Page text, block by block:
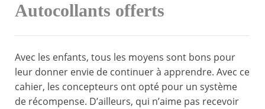
Autocollants offerts
Avec les enfants, tous les moyens sont bons pour
leur donner envie de continuer à apprendre. Avec ce
cahier, les concepteurs ont opté pour un système
de récompense. D’ailleurs, qui n’aime pas recevoir